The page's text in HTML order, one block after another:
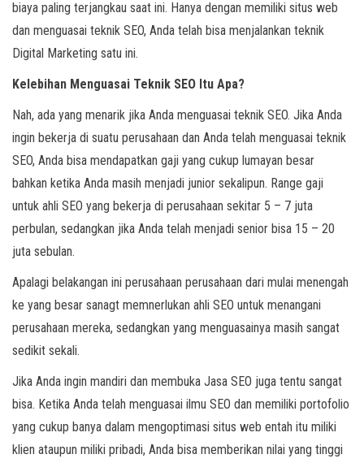
biaya paling terjangkau saat ini. Hanya dengan memiliki situs web
dan menguasai teknik SEO, Anda telah bisa menjalankan teknik
Digital Marketing satu ini.
Kelebihan Menguasai Teknik SEO Itu Apa?
Nah, ada yang menarik jika Anda menguasai teknik SEO. Jika Anda
ingin bekerja di suatu perusahaan dan Anda telah menguasai teknik
SEO, Anda bisa mendapatkan gaji yang cukup lumayan besar
bahkan ketika Anda masih menjadi junior sekalipun. Range gaji
untuk ahli SEO yang bekerja di perusahaan sekitar 5 – 7 juta
perbulan, sedangkan jika Anda telah menjadi senior bisa 15 – 20
juta sebulan.
Apalagi belakangan ini perusahaan perusahaan dari mulai menengah
ke yang besar sanagt memnerlukan ahli SEO untuk menangani
perusahaan mereka, sedangkan yang menguasainya masih sangat
sedikit sekali.
Jika Anda ingin mandiri dan membuka Jasa SEO juga tentu sangat
bisa. Ketika Anda telah menguasai ilmu SEO dan memiliki portofolio
yang cukup banya dalam mengoptimasi situs web entah itu miliki
klien ataupun miliki pribadi, Anda bisa memberikan nilai yang tinggi